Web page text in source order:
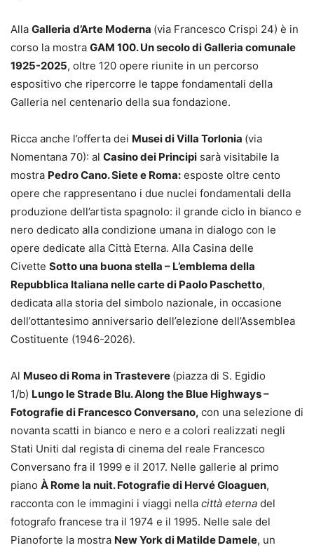
Alla Galleria d’Arte Moderna (via Francesco Crispi 24) è in
corso la mostra GAM 100. Un secolo di Galleria comunale
1925-2025, oltre 120 opere riunite in un percorso
espositivo che ripercorre le tappe fondamentali della
Galleria nel centenario della sua fondazione.
Ricca anche l’offerta dei Musei di Villa Torlonia (via
Nomentana 70): al Casino dei Principi sarà visitabile la
mostra Pedro Cano. Siete e Roma: esposte oltre cento
opere che rappresentano i due nuclei fondamentali della
produzione dell’artista spagnolo: il grande ciclo in bianco e
nero dedicato alla condizione umana in dialogo con le
opere dedicate alla Città Eterna. Alla Casina delle
Civette Sotto una buona stella – L’emblema della
Repubblica Italiana nelle carte di Paolo Paschetto,
dedicata alla storia del simbolo nazionale, in occasione
dell’ottantesimo anniversario dell’elezione dell’Assemblea
Costituente (1946-2026).
Al Museo di Roma in Trastevere (piazza di S. Egidio
1/b) Lungo le Strade Blu. Along the Blue Highways –
Fotografie di Francesco Conversano, con una selezione di
novanta scatti in bianco e nero e a colori realizzati negli
Stati Uniti dal regista di cinema del reale Francesco
Conversano fra il 1999 e il 2017. Nelle gallerie al primo
piano À Rome la nuit. Fotografie di Hervé Gloaguen,
racconta con le immagini i viaggi nella città eterna del
fotografo francese tra il 1974 e il 1995. Nelle sale del
Pianoforte la mostra New York di Matilde Damele, un